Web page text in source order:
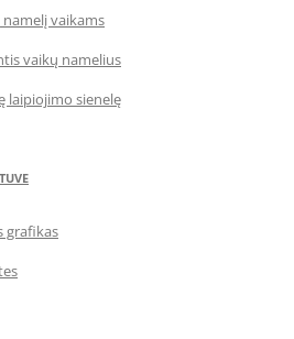
vaikams
vaikų namelius
laipiojimo sienelę
grafikas